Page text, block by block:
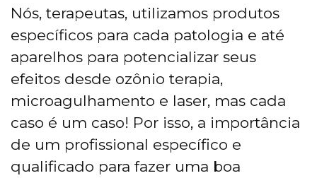
Nós, terapeutas, utilizamos produtos
específicos para cada patologia e até
aparelhos para potencializar seus
efeitos desde ozônio terapia,
microagulhamento e laser, mas cada
caso é um caso! Por isso, a importância
de um profissional específico e
qualificado para fazer uma boa